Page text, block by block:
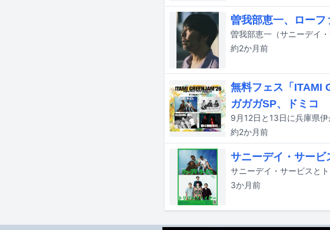
曽我部恵一、ロー
曽我部恵一（サニーデイ
約2か月前
無料フェス「ITAMI
ガガガSP、ドミコ
約2か月前
サニーデイ・サー
3か月前